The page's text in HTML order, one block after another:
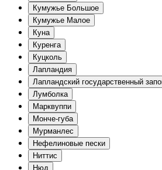
Кумужье Большое
Кумужье Малое
Куна
Куренга
Куцколь
Лапландия
Лапландский государственный
Лумболка
Марквуппи
Монче-губа
Мурманлес
Нефелиновые пески
Ниттис
Нюд